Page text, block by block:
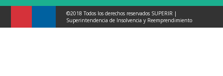
©2018 Todos los derechos reservados SUPERIR |
Superintendencia de Insolvencia y Reemprendimiento